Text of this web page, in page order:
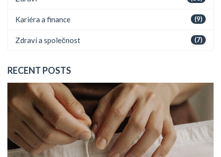
(9)
Kariéra a finance
(7)
Zdraví a společnost
RECENT POSTS